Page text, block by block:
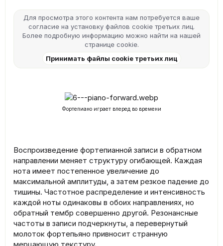
Для просмотра этого контента нам потребуется ваше
согласие на установку файлов cookie третьих лиц.
Более подробную информацию можно найти на нашей
странице cookie.
Принимать файлы cookie третьих лиц
Фортепиано играет вперед во времени
Воспроизведение фортепианной записи в обратном
направлении меняет структуру огибающей. Каждая
нота имеет постепенное увеличение до
максимальной амплитуды, а затем резкое падение до
тишины. Частотное распределение и интенсивность
каждой ноты одинаковы в обоих направлениях, но
обратный тембр совершенно другой. Резонансные
частоты в записи подчеркнуты, а перевернутый
молоток фортепьяно привносит странную
мерцающую текстуру.